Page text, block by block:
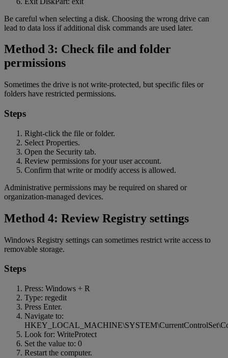
Be careful when selecting a disk. Choosing the wrong drive can
lead to data loss if additional disk commands are used later.
Method 3: Check file and folder
permissions
Sometimes the drive is not write-protected, but specific files or
folders have restricted permissions.
Steps
Right-click the file or folder.
Select Properties.
Open the Security tab.
Review permissions for your user account.
Confirm that write or modify access is allowed.
Administrative permissions may be required on shared or
organization-managed devices.
Method 4: Review Registry settings
Windows Registry settings can sometimes restrict write access to
removable storage.
Steps
Press: Windows + R
Type: regedit
Press Enter.
Navigate to:
Look for: WriteProtect
Set the value to: 0
Restart the computer.